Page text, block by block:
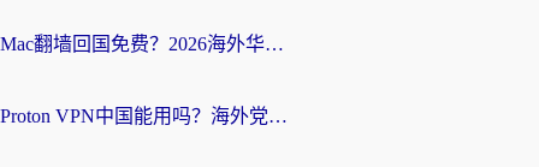
Mac翻墙回国免费？2026海外华人亲测：从CCTV5直播到国内APP，这样选加速器才靠谱
Proton VPN中国能用吗？海外党选回国加速器的避坑指南（附番茄加速器实测）